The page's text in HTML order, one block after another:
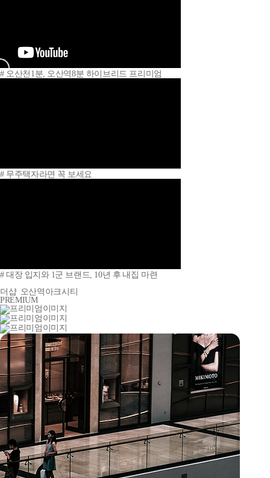
# 오산천1분, 오산역8분 하이브리드 프리미엄
# 무주택자라면 꼭 보세요
# 대장 입지와 1군 브랜드, 10년 후 내집 마련
더샵 오산역아크시티
PREMIUM